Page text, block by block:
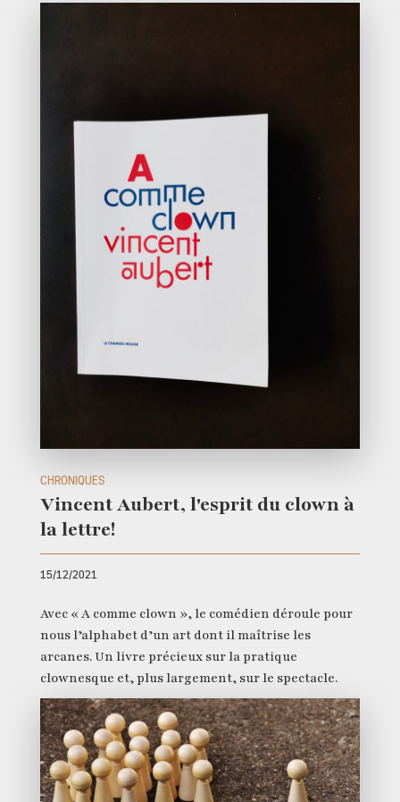
CHRONIQUES
Vincent Aubert, l'esprit du clown à
la lettre!
15/12/2021
Avec « A comme clown », le comédien déroule pour
nous l’alphabet d’un art dont il maîtrise les
arcanes. Un livre précieux sur la pratique
clownesque et, plus largement, sur le spectacle.